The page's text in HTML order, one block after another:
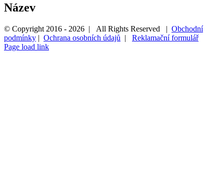
produktu
Název
© Copyright 2016 - 2026 | All Rights Reserved | Obchodní
podmínky | Ochrana osobních údajů | Reklamační formulář
Page load link